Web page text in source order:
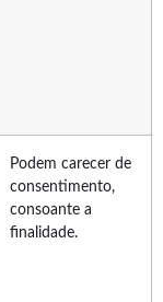
Podem carecer de
consentimento,
consoante a
finalidade.